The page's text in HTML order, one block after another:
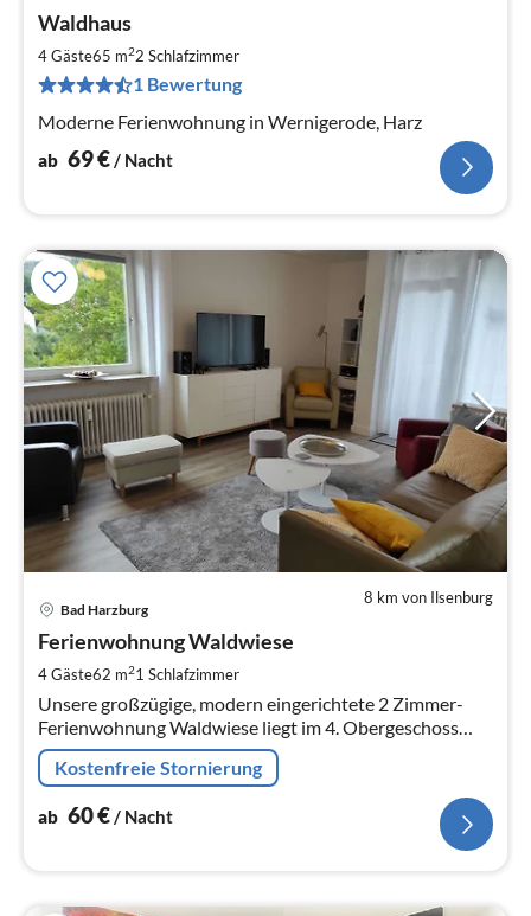
Waldhaus
4 Gäste65 m22 Schlafzimmer
1 Bewertung
Moderne Ferienwohnung in Wernigerode, Harz
ab 69€/ Nacht
8 km von Ilsenburg
Bad Harzburg
Ferienwohnung Waldwiese
4 Gäste62 m21 Schlafzimmer
Unsere großzügige, modern eingerichtete 2 Zimmer-
Ferienwohnung Waldwiese liegt im 4. Obergeschoss
eines Apartmenthauses im ruhigen und grünen Ostteil
von Bad Harzburg.
Kostenfreie Stornierung
ab 60€/ Nacht